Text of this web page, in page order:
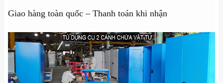
Giao hàng toàn quốc – Thanh toán khi nhận